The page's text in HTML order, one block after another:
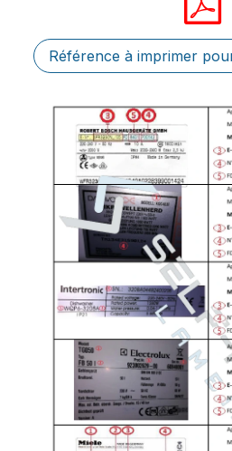
Référence à imprimer